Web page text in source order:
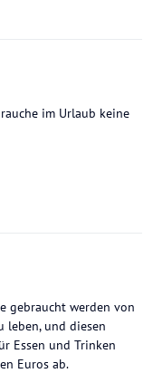
im Urlaub keine
gebraucht werden von
leben, und diesen
Essen und Trinken
Euros ab.